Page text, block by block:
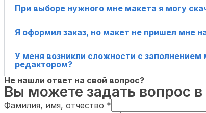
При выборе нужного мне макета я могу
Я оформил заказ, но макет не пришел мне
У меня возникли сложности с
редактором?
Не нашли ответ на свой вопрос?
Вы можете задать вопрос
Фамилия, имя, отчество *